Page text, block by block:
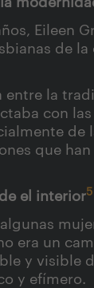
Eileen
de
entre la
con
de
que
el interior5
era un
y visible
y efímero.